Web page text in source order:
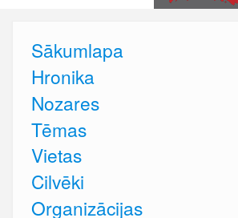
Sākumlapa
Hronika
Nozares
Tēmas
Vietas
Cilvēki
Organizācijas